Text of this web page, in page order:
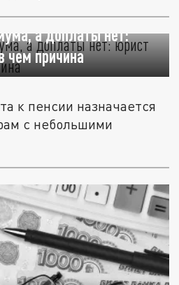
а доплаты нет:
чем причина
к пенсии назначается
с небольшими